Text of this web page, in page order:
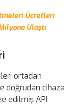
Ücretleri
Ulaştı
ortadan
doğrudan cihaza
edilmiş API